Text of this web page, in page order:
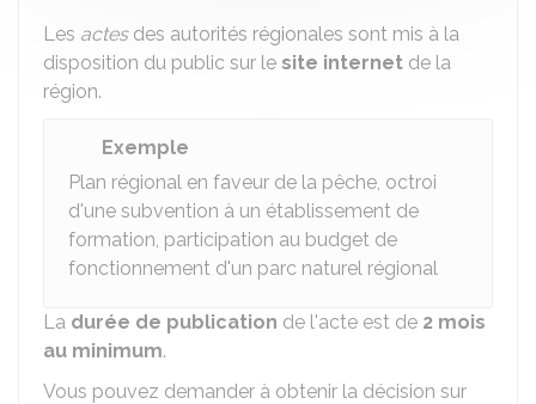
Les actesdes autorités régionales sont mis à la
disposition du public sur le site internet de la
région.
Exemple
Plan régional en faveur de la pêche, octroi
d'une subvention à un établissement de
formation, participation au budget de
fonctionnement d'un parc naturel régional
La durée de publication de l'acte est de 2 mois
au minimum.
Vous pouvez demander à obtenir la décision sur